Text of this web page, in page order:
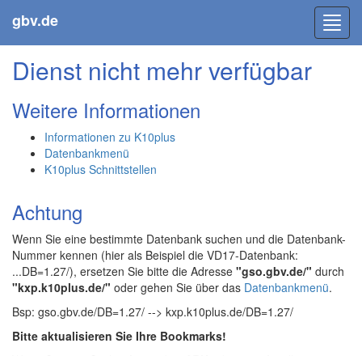
gbv.de
Dienst nicht mehr verfügbar
Weitere Informationen
Informationen zu K10plus
Datenbankmenü
K10plus Schnittstellen
Achtung
Wenn Sie eine bestimmte Datenbank suchen und die Datenbank-
Nummer kennen (hier als Beispiel die VD17-Datenbank:
...DB=1.27/), ersetzen Sie bitte die Adresse "gso.gbv.de/" durch
"kxp.k10plus.de/" oder gehen Sie über das Datenbankmenü.
Bsp: gso.gbv.de/DB=1.27/ --> kxp.k10plus.de/DB=1.27/
Bitte aktualisieren Sie Ihre Bookmarks!